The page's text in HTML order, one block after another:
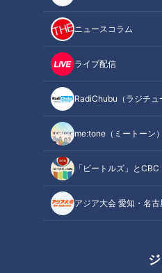
ニュースコラム
ライブ配信
RadiChubu（ラジチュ
me:tone（ミートーン）
「ビートルズ」とCBC
アジア大会 愛知・名古
この記事を見たあなたへの
新生活に使いたい！「電動アシ
スト自転車」の選び方！